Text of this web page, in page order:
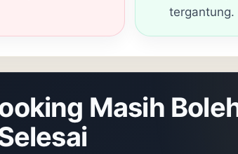
tergantung.
Masih